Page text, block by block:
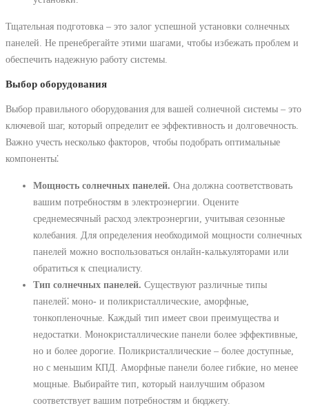
Тщательная подготовка – это залог успешной установки солнечных
панелей. Не пренебрегайте этими шагами, чтобы избежать проблем и
обеспечить надежную работу системы.
Выбор оборудования
Выбор правильного оборудования для вашей солнечной системы – это
ключевой шаг, который определит ее эффективность и долговечность.
Важно учесть несколько факторов, чтобы подобрать оптимальные
компоненты⁚
Мощность солнечных панелей. Она должна соответствовать
вашим потребностям в электроэнергии. Оцените
среднемесячный расход электроэнергии, учитывая сезонные
колебания. Для определения необходимой мощности солнечных
панелей можно воспользоваться онлайн-калькуляторами или
обратиться к специалисту.
Тип солнечных панелей. Существуют различные типы
панелей⁚ моно- и поликристаллические, аморфные,
тонкопленочные. Каждый тип имеет свои преимущества и
недостатки. Монокристаллические панели более эффективные,
но и более дорогие. Поликристаллические – более доступные,
но с меньшим КПД. Аморфные панели более гибкие, но менее
мощные. Выбирайте тип, который наилучшим образом
соответствует вашим потребностям и бюджету.